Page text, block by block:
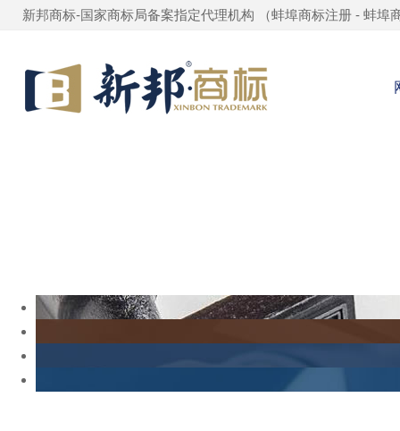
新邦商标-国家商标局备案指定代理机构 （蚌埠商标注册 - 蚌埠